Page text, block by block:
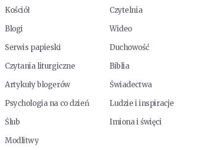
Kościół
Czytelnia
Blogi
Wideo
Serwis papieski
Duchowość
Czytania liturgiczne
Biblia
Artykuły blogerów
Świadectwa
Psychologia na co dzień
Ludzie i inspiracje
Ślub
Imiona i święci
Modlitwy